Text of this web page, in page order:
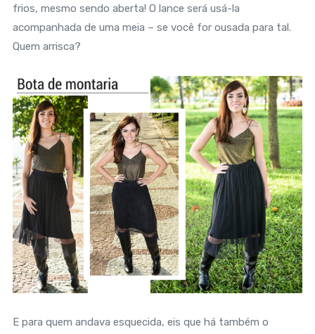
frios, mesmo sendo aberta! O lance será usá-la
acompanhada de uma meia – se você for ousada para tal.
Quem arrisca?
E para quem andava esquecida, eis que há também o